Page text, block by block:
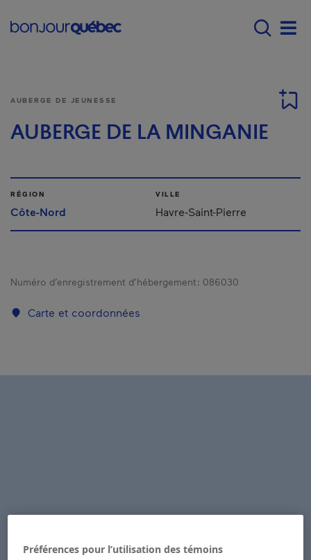
Main navigation -
AUBERGE DE JEUNESSE
AUBERGE DE LA MINGANIE
RÉGION
Côte-Nord
VILLE
Havre-Saint-Pierre
Numéro d’enregistrement d’hébergement : 086030
Carte et coordonnées
Préférences pour l’utilisation des témoins